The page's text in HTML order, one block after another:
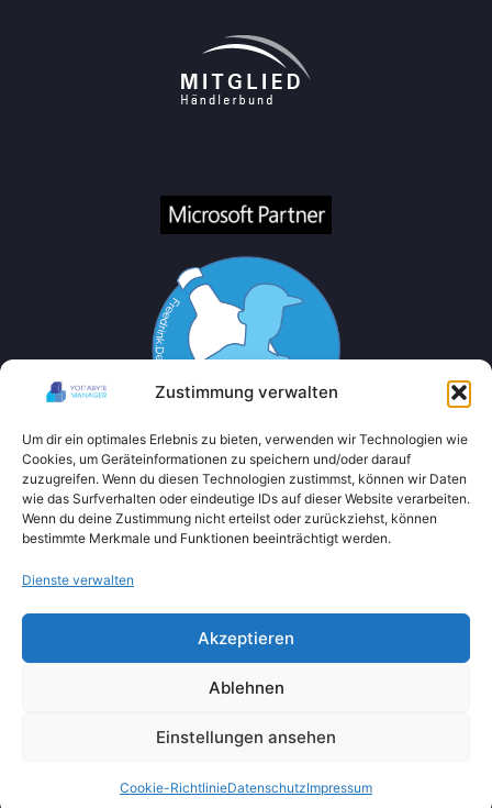
Zustimmung verwalten
Um dir ein optimales Erlebnis zu bieten, verwenden wir Technologien wie
Cookies, um Geräteinformationen zu speichern und/oder darauf
zuzugreifen. Wenn du diesen Technologien zustimmst, können wir Daten
wie das Surfverhalten oder eindeutige IDs auf dieser Website verarbeiten.
Wenn du deine Zustimmung nicht erteilst oder zurückziehst, können
bestimmte Merkmale und Funktionen beeinträchtigt werden.
Dienste verwalten
Akzeptieren
Ablehnen
Einstellungen ansehen
Cookie-RichtlinieDatenschutzImpressum